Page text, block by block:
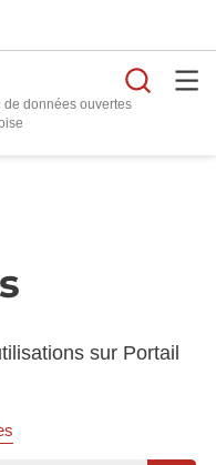
de données ouvertes
sur Portail